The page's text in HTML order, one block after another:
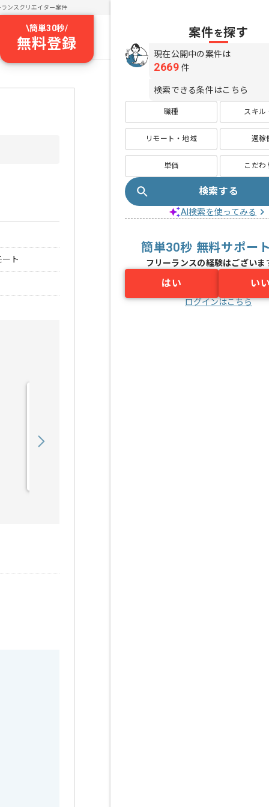
ランスクリエイター案件
\簡単30秒/
無料登録
ト
案件を探す
現在公開中の案件は
2669 件
検索できる条件はこちら
職種 スキル
リモート・地域 週稼
単価 こだわ
検索する
AI検索を使ってみる
簡単30秒 無料サポー
フリーランスの経験はございま
はい い
ログインはこちら